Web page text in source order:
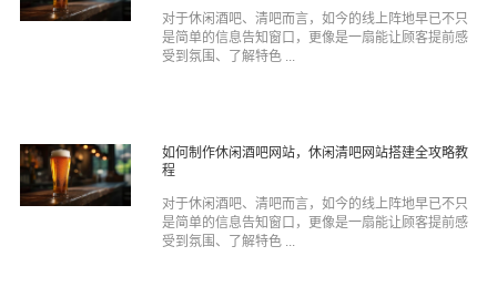
对于休闲酒吧、清吧而言，如今的线上阵地早已不只
是简单的信息告知窗口，更像是一扇能让顾客提前感
受到氛围、了解特色 ...
如何制作休闲酒吧网站，休闲清吧网站搭建全攻略教
程
对于休闲酒吧、清吧而言，如今的线上阵地早已不只
是简单的信息告知窗口，更像是一扇能让顾客提前感
受到氛围、了解特色 ...